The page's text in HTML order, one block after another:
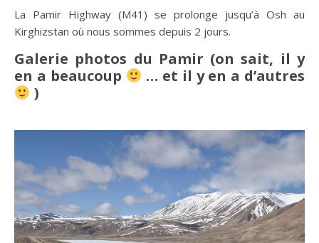
La Pamir Highway (M41) se prolonge jusqu’à Osh au
Kirghizstan où nous sommes depuis 2 jours.
Galerie photos du Pamir (on sait, il y
en a beaucoup
… et il y en a d’autres
)